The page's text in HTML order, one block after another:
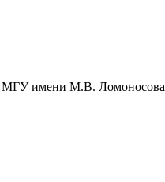
МГУ имени М.В. Ломоносова